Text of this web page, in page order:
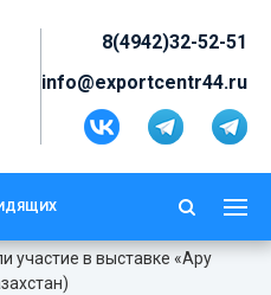
8(4942)32-52-51
info@exportcentr44.ru
ЮВЕЛИРЫ
2021»
КАЗАХСТАН)
участие в выставке «Ару